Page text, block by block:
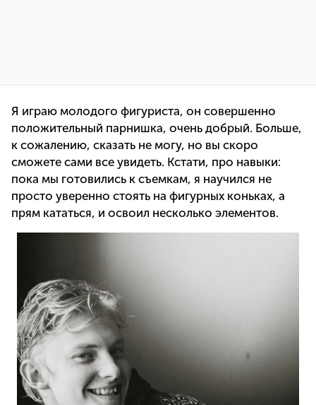
Я играю молодого фигуриста, он совершенно
положительный парнишка, очень добрый. Больше,
к сожалению, сказать не могу, но вы скоро
сможете сами все увидеть. Кстати, про навыки:
пока мы готовились к съемкам, я научился не
просто уверенно стоять на фигурных коньках, а
прям кататься, и освоил несколько элементов.